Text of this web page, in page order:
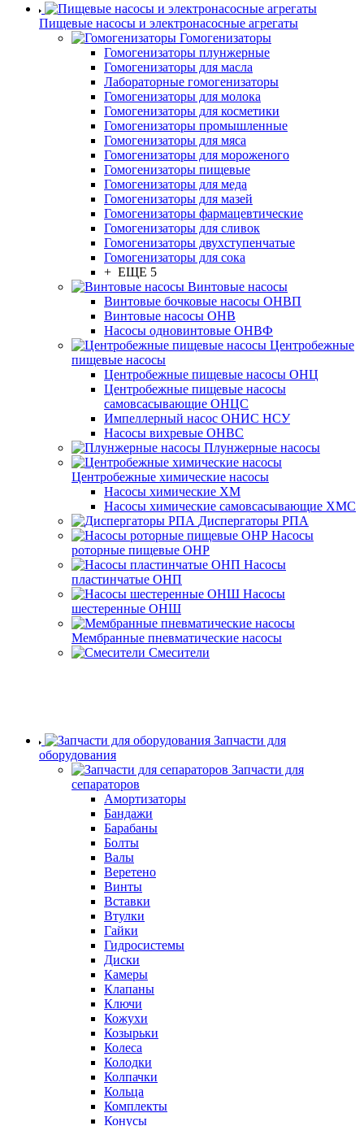
Пищевые насосы и электронасосные агрегаты
Гомогенизаторы
Гомогенизаторы плунжерные
Гомогенизаторы для масла
Лабораторные гомогенизаторы
Гомогенизаторы для молока
Гомогенизаторы для косметики
Гомогенизаторы промышленные
Гомогенизаторы для мяса
Гомогенизаторы для мороженого
Гомогенизаторы пищевые
Гомогенизаторы для меда
Гомогенизаторы для мазей
Гомогенизаторы фармацевтические
Гомогенизаторы для сливок
Гомогенизаторы двухступенчатые
Гомогенизаторы для сока
+ ЕЩЕ 5
Винтовые насосы
Винтовые бочковые насосы ОНВП
Винтовые насосы ОНВ
Насосы одновинтовые ОНВФ
Центробежные
пищевые насосы
Центробежные пищевые насосы ОНЦ
Центробежные пищевые насосы
самовсасывающие ОНЦС
Импеллерный насос ОНИС НСУ
Насосы вихревые ОНВС
Плунжерные насосы
Центробежные химические насосы
Насосы химические ХМ
Насосы химические самовсасывающие ХМС
Диспергаторы РПА
Насосы
роторные пищевые ОНР
Насосы
пластинчатые ОНП
Насосы
шестеренные ОНШ
Мембранные пневматические насосы
Смесители
Запчасти для
оборудования
Запчасти для
сепараторов
Амортизаторы
Бандажи
Барабаны
Болты
Валы
Веретено
Винты
Вставки
Втулки
Гайки
Гидросистемы
Диски
Камеры
Клапаны
Ключи
Кожухи
Козырьки
Колеса
Колодки
Колпачки
Кольца
Комплекты
Конусы